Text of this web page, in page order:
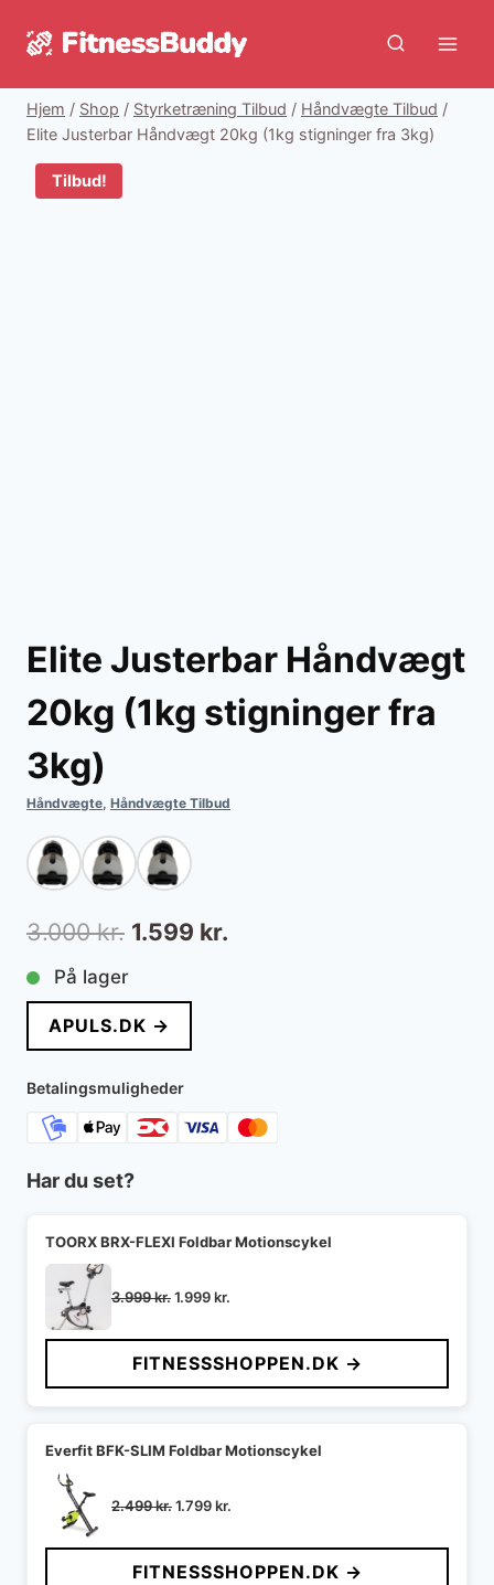
Hjem / Shop / Styrketræning Tilbud / Håndvægte Tilbud /
Elite Justerbar Håndvægt 20kg (1kg stigninger fra 3kg)
Tilbud!
Elite Justerbar Håndvægt
20kg (1kg stigninger fra
3kg)
Håndvægte, Håndvægte Tilbud
3.000kr. Den
pris
var:
3.000 kr..
1.599 kr.
På lager
APULS.DK →
Betalingsmuligheder
Har du set?
TOORX BRX-FLEXI Foldbar Motionscykel
3.999kr.Den
pris
var:
3.999 kr..
1.999kr.
pris
er:
1.999 kr..
FITNESSSHOPPEN.DK →
Everfit BFK-SLIM Foldbar Motionscykel
2.499kr.Den
pris
var:
1.799kr.
pris
er:
FITNESSSHOPPEN.DK →